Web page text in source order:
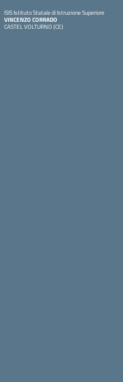
ISIS Istituto Statale di Istruzione Superiore
VINCENZO CORRADO
CASTEL VOLTURNO (CE)